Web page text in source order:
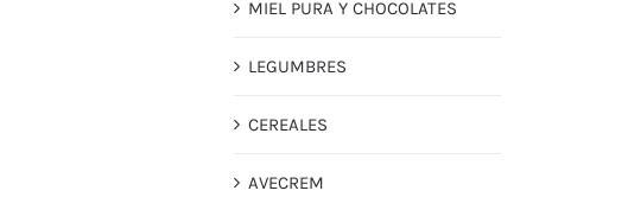
MIEL PURA Y CHOCOLATES
LEGUMBRES
CEREALES
AVECREM